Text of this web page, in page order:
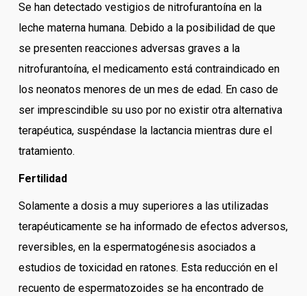
Se han detectado vestigios de nitrofurantoína en la
leche materna humana. Debido a la posibilidad de que
se presenten reacciones adversas graves a la
nitrofurantoína, el medicamento está contraindicado en
los neonatos menores de un mes de edad. En caso de
ser imprescindible su uso por no existir otra alternativa
terapéutica, suspéndase la lactancia mientras dure el
tratamiento.
Fertilidad
Solamente a dosis a muy superiores a las utilizadas
terapéuticamente se ha informado de efectos adversos,
reversibles, en la espermatogénesis asociados a
estudios de toxicidad en ratones. Esta reducción en el
recuento de espermatozoides se ha encontrado de